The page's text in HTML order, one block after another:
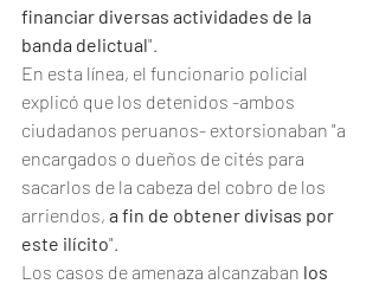
financiar diversas actividades de la
banda delictual".
En esta línea, el funcionario policial
explicó que los detenidos -ambos
ciudadanos peruanos- extorsionaban "a
encargados o dueños de cités para
sacarlos de la cabeza del cobro de los
arriendos, a fin de obtener divisas por
este ilícito".
Los casos de amenaza alcanzaban los